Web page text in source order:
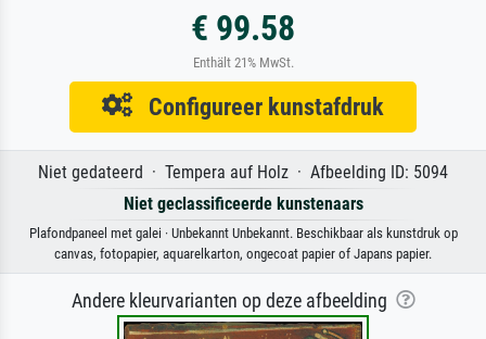
€ 99.58
Enthält 21% MwSt.
Configureer kunstafdruk
Niet gedateerd · Tempera auf Holz · Afbeelding ID: 5094
Niet geclassificeerde kunstenaars
Plafondpaneel met galei · Unbekannt Unbekannt. Beschikbaar als kunstdruk op
canvas, fotopapier, aquarelkarton, ongecoat papier of Japans papier.
Andere kleurvarianten op deze afbeelding